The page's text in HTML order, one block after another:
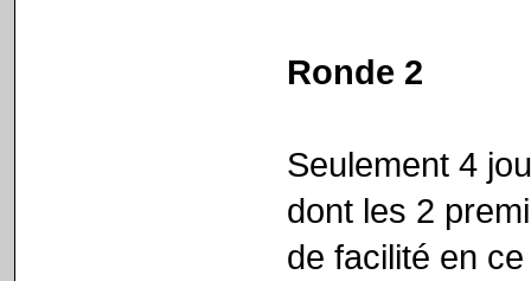
Ronde 2
Seulement 4
dont les 2
de facilité en